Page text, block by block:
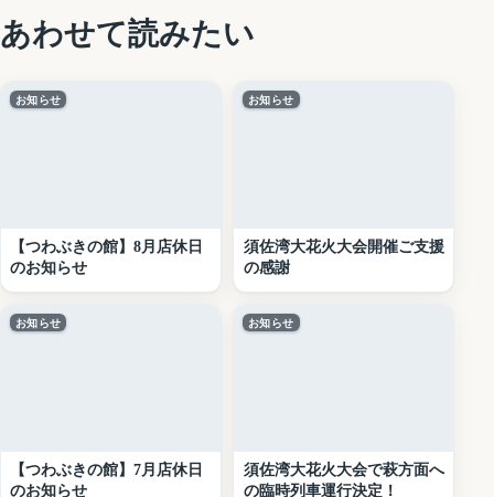
あわせて読みたい
お知らせ
【つわぶきの館】8月店休日
のお知らせ
お知らせ
須佐湾大花火大会開催ご支援
の感謝
お知らせ
【つわぶきの館】7月店休日
のお知らせ
お知らせ
須佐湾大花火大会で萩方面へ
の臨時列車運行決定！